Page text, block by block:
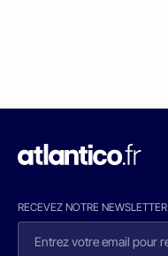
RECEVEZ NOTRE NEWSLETTER